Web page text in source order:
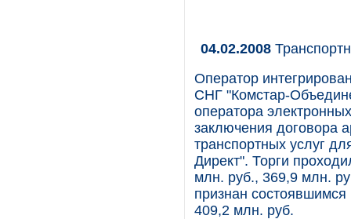
04.02.2008
Оператор
СНГ "Комстар-
оператора
заключения договора
транспортных услуг
Директ". Торги
млн. руб., 369,9 млн.
признан
409,2 млн. руб.